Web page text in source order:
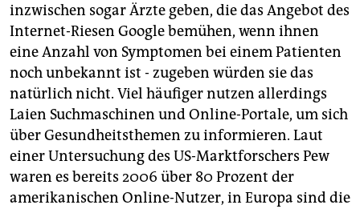
unterstützen
abo
genossenschaft
epaper login
inzwischen sogar Ärzte geben, die das Angebot des
Internet-Riesen Google bemühen, wenn ihnen
eine Anzahl von Symptomen bei einem Patienten
noch unbekannt ist - zugeben würden sie das
natürlich nicht. Viel häufiger nutzen allerdings
Laien Suchmaschinen und Online-Portale, um sich
über Gesundheitsthemen zu informieren. Laut
einer Untersuchung des US-Marktforschers Pew
waren es bereits 2006 über 80 Prozent der
amerikanischen Online-Nutzer, in Europa sind die